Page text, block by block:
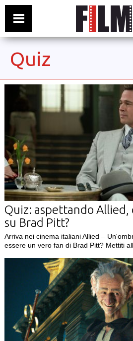
Quiz
Quiz: aspettando Allied,
su Brad Pitt?
Arriva nei cinema italiani Allied –
essere un vero fan di Brad Pitt? Mettiti